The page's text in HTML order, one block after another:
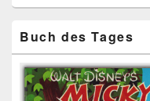
Buch des Tages